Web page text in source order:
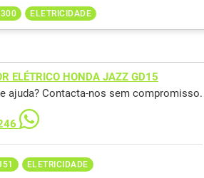
ELETRICIDADE
ELÉTRICO HONDA JAZZ GD15
ajuda? Contacta-nos sem compromisso.
ELETRICIDADE